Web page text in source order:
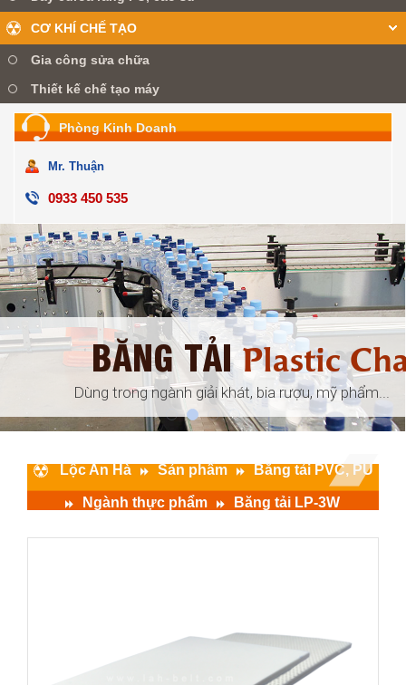
CƠ KHÍ CHẾ TẠO
Gia công sửa chữa
Thiết kế chế tạo máy
Phòng Kinh Doanh
Mr. Thuận
0933 450 535
đóng gói, ...
BĂNG TẢIPlastic
Dùng trong ngành giải khát, bia rượu, mỹ phẩm...
Lộc An Hà Sản phẩm Băng tải PVC, PU
Ngành thực phẩm Băng tải LP-3W